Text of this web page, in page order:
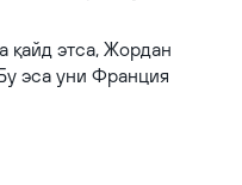
қайд этса, Жордан
эса уни Франция